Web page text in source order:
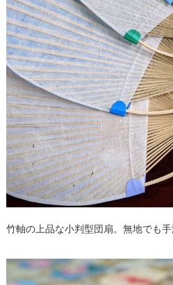
竹軸の上品な小判型団扇。無地でも手